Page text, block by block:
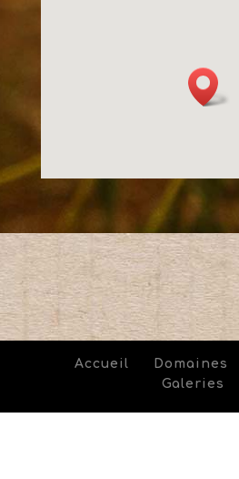
Accueil Domaines
Galeries